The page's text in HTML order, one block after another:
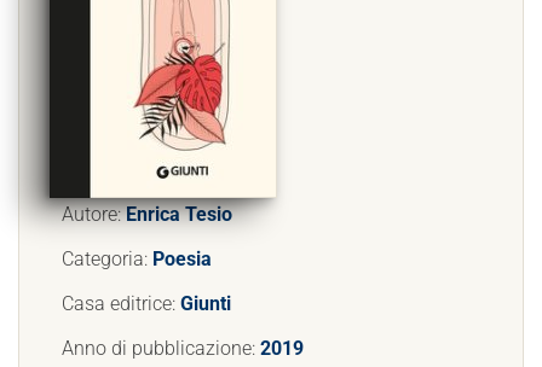
Autore:Enrica Tesio
Categoria: Poesia
Casa editrice: Giunti
Anno di pubblicazione: 2019